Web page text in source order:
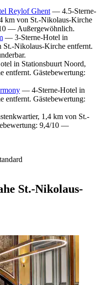
Reylof Ghent — 4.5-Sterne-
km von St.-Nikolaus-Kirche
— Außergewöhnlich.
— 3-Sterne-Hotel in
St.-Nikolaus-Kirche entfernt.
in Stationsbuurt Noord,
entfernt. Gästebewertung:
— 4-Sterne-Hotel in
entfernt. Gästebewertung:
1,4 km von St.-
9,4/10 —
St.-Nikolaus-